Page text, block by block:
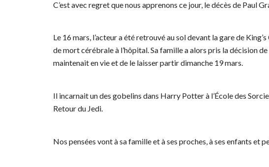
C’est avec regret que nous apprenons ce jour, le décès de Paul
Le 16 mars, l’acteur a été retrouvé au sol devant la gare de
de mort cérébrale à l’hôpital. Sa famille a alors pris la décision
maintenait en vie et de le laisser partir dimanche 19 mars.
Il incarnait un des gobelins dans Harry Potter à l’École des
Retour du Jedi.
Nos pensées vont à sa famille et à ses proches, à ses enfants et